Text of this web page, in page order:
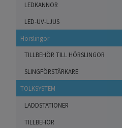
LEDKANNOR
LED-UV-LJUS
Hörslingor
TILLBEHÖR TILL HÖRSLINGOR
SLINGFÖRSTÄRKARE
TOLKSYSTEM
LADDSTATIONER
TILLBEHÖR